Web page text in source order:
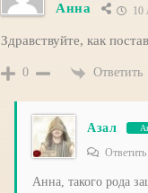
Анна 10
Здравствуйте, как
0 Ответить
Азал
Ответить
Анна, такого рода